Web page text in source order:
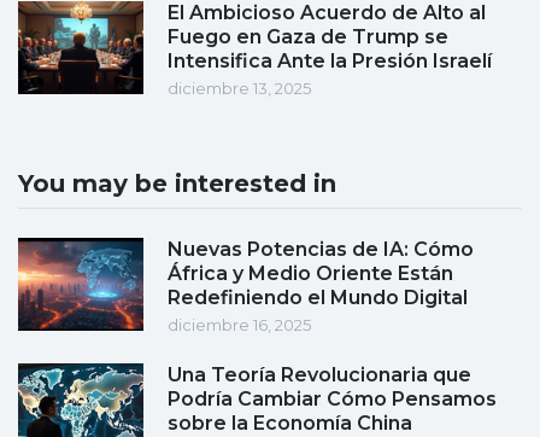
El Ambicioso Acuerdo de Alto al
Fuego en Gaza de Trump se
Intensifica Ante la Presión Israelí
diciembre 13, 2025
You may be interested in
Nuevas Potencias de IA: Cómo
África y Medio Oriente Están
Redefiniendo el Mundo Digital
diciembre 16, 2025
Una Teoría Revolucionaria que
Podría Cambiar Cómo Pensamos
sobre la Economía China